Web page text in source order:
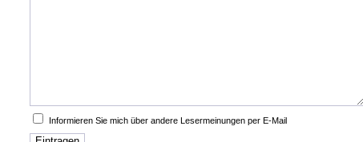
Informieren Sie mich über andere Lesermeinungen per E-Mail